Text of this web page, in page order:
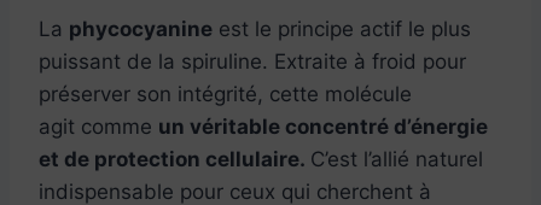
La phycocyanine est le principe actif le plus
puissant de la spiruline. Extraite à froid pour
préserver son intégrité, cette molécule
agit comme un véritable concentré d’énergie
et de protection cellulaire. C’est l’allié naturel
indispensable pour ceux qui cherchent à